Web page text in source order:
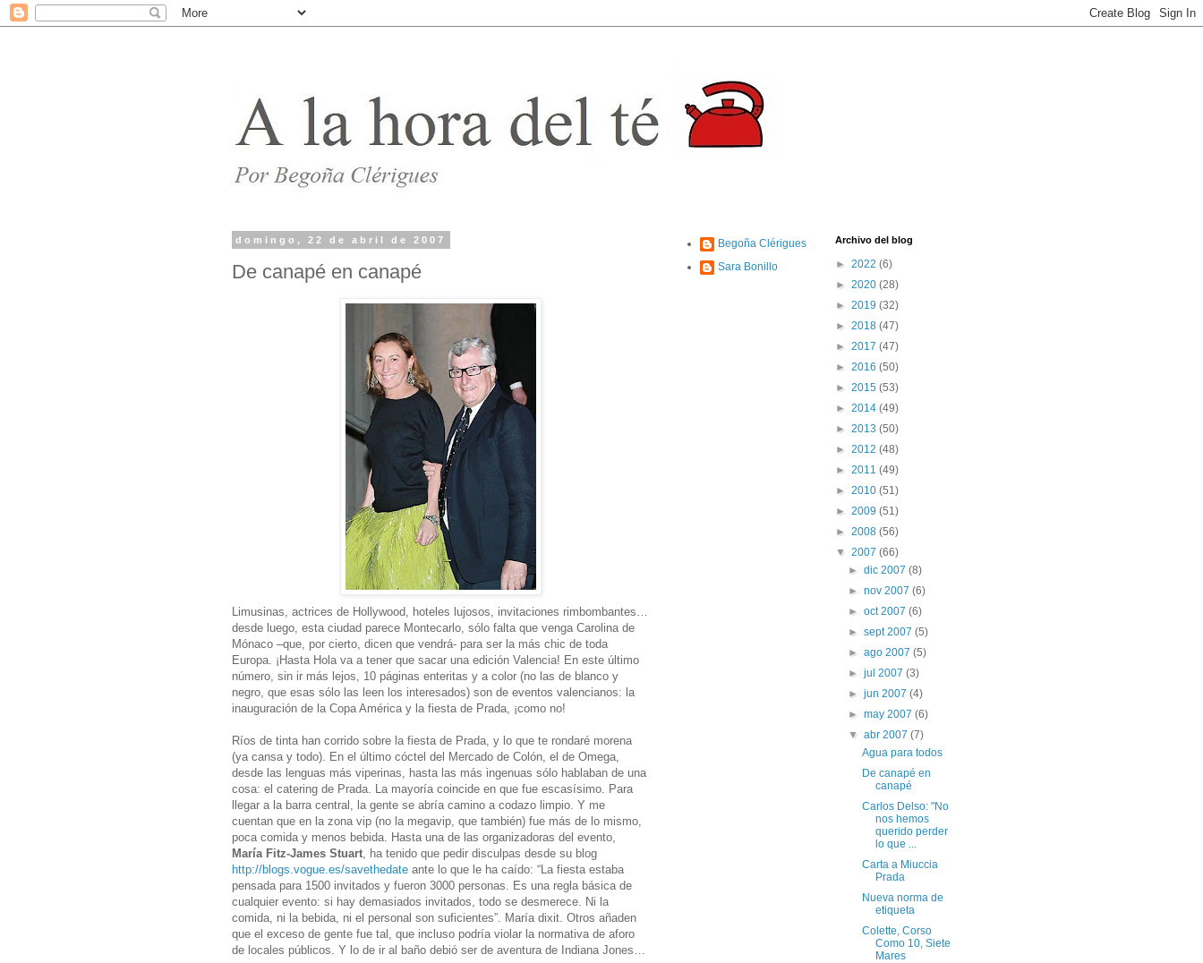
domingo, 22 de abril de 2007
De canapé en canapé
Limusinas, actrices de Hollywood, hoteles lujosos, invitaciones rimbombantes…
desde luego, esta ciudad parece Montecarlo, sólo falta que venga Carolina de
Mónaco –que, por cierto, dicen que vendrá- para ser la más chic de toda
Europa. ¡Hasta Hola va a tener que sacar una edición Valencia! En este último
número, sin ir más lejos, 10 páginas enteritas y a color (no las de blanco y
negro, que esas sólo las leen los interesados) son de eventos valencianos: la
inauguración de la Copa América y la fiesta de Prada, ¡como no!
Ríos de tinta han corrido sobre la fiesta de Prada, y lo que te rondaré morena
(ya cansa y todo). En el último cóctel del Mercado de Colón, el de Omega,
desde las lenguas más viperinas, hasta las más ingenuas sólo hablaban de una
cosa: el catering de Prada. La mayoría coincide en que fue escasísimo. Para
llegar a la barra central, la gente se abría camino a codazo limpio. Y me
cuentan que en la zona vip (no la megavip, que también) fue más de lo mismo,
poca comida y menos bebida. Hasta una de las organizadoras del evento,
María Fitz-James Stuart , ha tenido que pedir disculpas desde su blog
http://blogs.vogue.es/savethedate ante lo que le ha caído: “La fiesta estaba
pensada para 1500 invitados y fueron 3000 personas. Es una regla básica de
cualquier evento: si hay demasiados invitados, todo se desmerece. Ni la
comida, ni la bebida, ni el personal son suficientes”. María dixit. Otros añaden
que el exceso de gente fue tal, que incluso podría violar la normativa de aforo
de locales públicos. Y lo de ir al baño debió ser de aventura de Indiana Jones…
Begoña Clérigues
Sara Bonillo
Archivo del blog
► 2022 (6)
► 2020 (28)
► 2019 (32)
► 2018 (47)
► 2017 (47)
► 2016 (50)
► 2015 (53)
► 2014 (49)
► 2013 (50)
► 2012 (48)
► 2011 (49)
► 2010 (51)
► 2009 (51)
► 2008 (56)
▼ 2007 (66)
►dic 2007(8)
►nov 2007(6)
►oct 2007(6)
►sept 2007(5)
►ago 2007(5)
►jul 2007(3)
►jun 2007(4)
►may 2007(6)
▼abr 2007(7)
Agua para todos
De canapé en
canapé
Carlos Delso: "No
nos hemos
querido perder
lo que ...
Carta a Miuccia
Prada
Nueva norma de
etiqueta
Colette, Corso
Como 10, Siete
Mares